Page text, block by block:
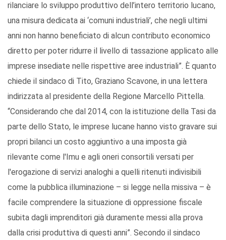
rilanciare lo sviluppo produttivo dell’intero territorio lucano,
una misura dedicata ai ‘comuni industriali’, che negli ultimi
anni non hanno beneficiato di alcun contributo economico
diretto per poter ridurre il livello di tassazione applicato alle
imprese insediate nelle rispettive aree industriali”. È quanto
chiede il sindaco di Tito, Graziano Scavone, in una lettera
indirizzata al presidente della Regione Marcello Pittella.
“Considerando che dal 2014, con la istituzione della Tasi da
parte dello Stato, le imprese lucane hanno visto gravare sui
propri bilanci un costo aggiuntivo a una imposta già
rilevante come l'Imu e agli oneri consortili versati per
l'erogazione di servizi analoghi a quelli ritenuti indivisibili
come la pubblica illuminazione – si legge nella missiva – è
facile comprendere la situazione di oppressione fiscale
subita dagli imprenditori già duramente messi alla prova
dalla crisi produttiva di questi anni”. Secondo il sindaco